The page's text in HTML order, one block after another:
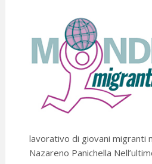
lavorativo di giovani migranti
Nazareno Panichella